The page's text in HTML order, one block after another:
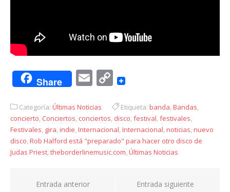
Share EmailCopy
Categoría: Últimas Noticias Etiqueta: banda,Bandas,
concierto, Conciertos, conciertos, disco,festival,festivales,
Festivales, gira,indie,Internacional,Internacional,noticias,nuevo
disco,Rob Halford está "preparado" para hacer otro disco de
Judas Priest,theborderlinemusic.com,Últimas Noticias
Navegación
Entrada anterior Entrada siguiente